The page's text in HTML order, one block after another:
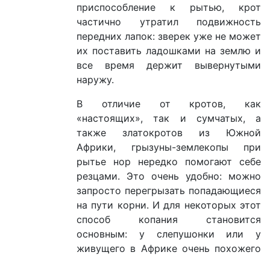
приспособление к рытью, крот
частично утратил подвижность
передних лапок: зверек уже не может
их поставить ладошками на землю и
все время держит вывернутыми
наружу.
В отличие от кротов, как
«настоящих», так и сумчатых, а
также златокротов из Южной
Африки, грызуны-землекопы при
рытье нор нередко помогают себе
резцами. Это очень удобно: можно
запросто перегрызать попадающиеся
на пути корни. И для некоторых этот
способ копания становится
основным: у слепушонки или у
живущего в Африке очень похожего